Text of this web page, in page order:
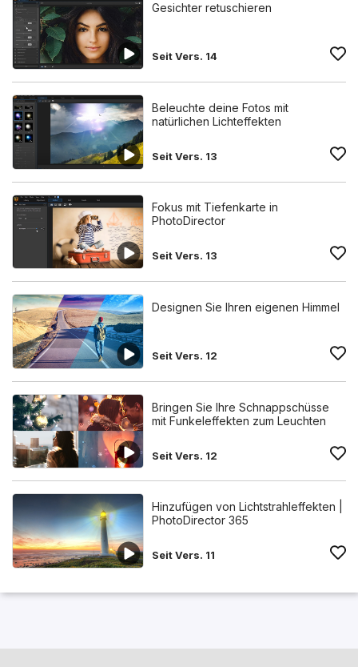
Gesichter retuschieren
Seit Vers. 14
Beleuchte deine Fotos mit
natürlichen Lichteffekten
Seit Vers. 13
Fokus mit Tiefenkarte in
PhotoDirector
Seit Vers. 13
Designen Sie Ihren eigenen Himmel
Seit Vers. 12
Bringen Sie Ihre Schnappschüsse
mit Funkeleffekten zum Leuchten
Seit Vers. 12
Hinzufügen von Lichtstrahleffekten |
PhotoDirector 365
Seit Vers. 11